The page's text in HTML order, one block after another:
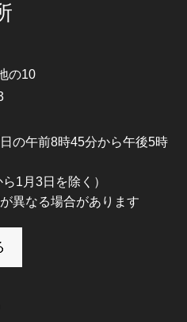
の10
の午前8時45分から午後5時
1月3日を除く）
異なる場合があります